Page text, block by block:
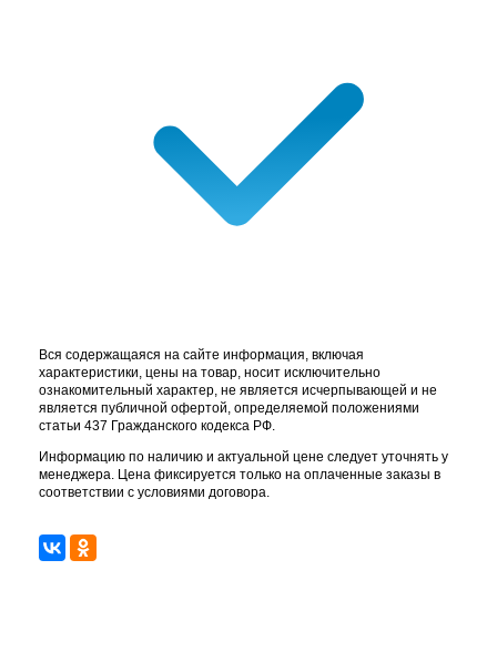
Вся содержащаяся на сайте информация, включая
характеристики, цены на товар, носит исключительно
ознакомительный характер, не является исчерпывающей и не
является публичной офертой, определяемой положениями
статьи 437 Гражданского кодекса РФ.
Информацию по наличию и актуальной цене следует уточнять у
менеджера. Цена фиксируется только на оплаченные заказы в
соответствии с условиями договора.